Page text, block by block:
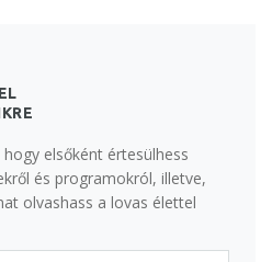
elsőként értesülhess
és programokról, illetve,
olvashass a lovas élettel